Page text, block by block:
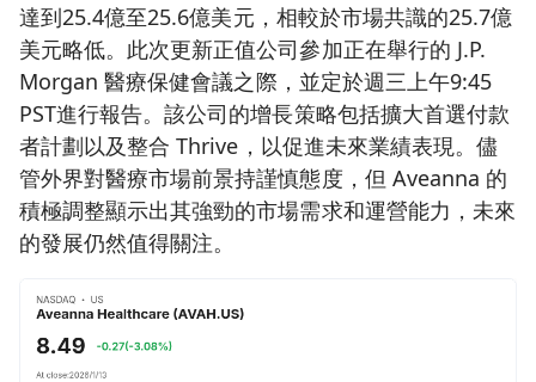
達到25.4億至25.6億美元，相較於市場共識的25.7億
美元略低。此次更新正值公司參加正在舉行的 J.P.
Morgan 醫療保健會議之際，並定於週三上午9:45
PST進行報告。該公司的增長策略包括擴大首選付款
者計劃以及整合 Thrive，以促進未來業績表現。儘
管外界對醫療市場前景持謹慎態度，但 Aveanna 的
積極調整顯示出其強勁的市場需求和運營能力，未來
的發展仍然值得關注。